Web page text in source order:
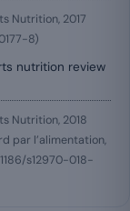
Nutrition, 2017
8)
nutrition review
Nutrition, 2018
par l’alimentation,
s12970-018-